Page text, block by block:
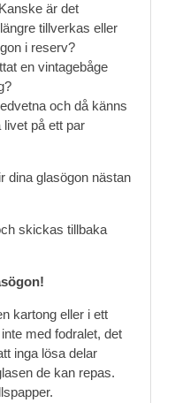
är det
tillverkas eller
i reserv?
en vintagebåge
och då känns
livet på ett par
dina glasögon nästan
skickas tillbaka
kartong eller i ett
med fodralet, det
inga lösa delar
de kan repas.